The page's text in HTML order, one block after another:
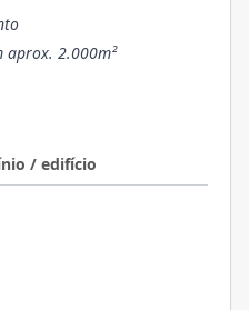
/ edifício
aprox. 2.000m²